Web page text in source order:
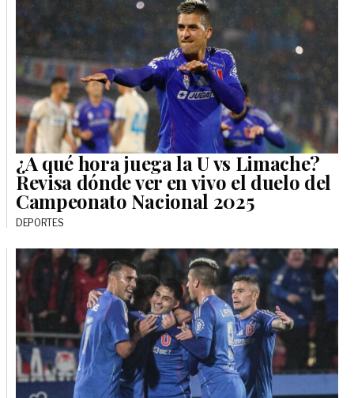
¿A qué hora juega la U vs Limache?
Revisa dónde ver en vivo el duelo del
Campeonato Nacional 2025
DEPORTES